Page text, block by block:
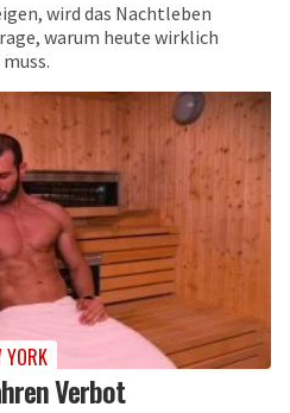
wird das Nachtleben
warum heute wirklich
YORK
Verbot